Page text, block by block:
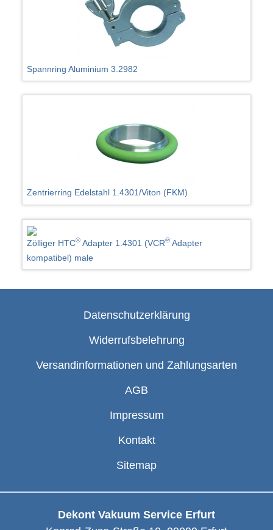
Spannring Aluminium 3.2982
Zentrierring Edelstahl 1.4301/Viton (FKM)
Zölliger HTC® Adapter 1.4301 (VCR® Adapter
kompatibel) male
Datenschutzerklärung
Widerrufsbelehrung
Versandinformationen und Zahlungsarten
AGB
Impressum
Kontakt
Sitemap
Dekont Vakuum Service Erfurt